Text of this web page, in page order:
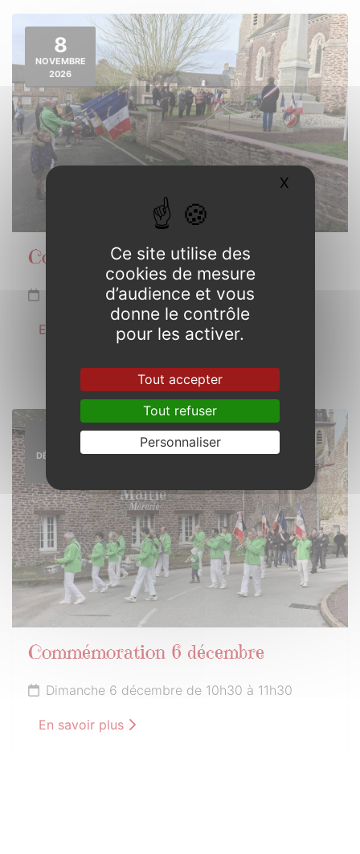
8
NOVEMBRE
2026
Commémoration Armistice 1918
Dimanche 8 novembre de 10h30 à 11h30
En savoir plus
DÉCEMBRE
Commémoration 6 décembre
Dimanche 6 décembre de 10h30 à 11h30
En savoir plus
Ce site utilise des
cookies de mesure
d’audience et vous
donne le contrôle
pour les activer.
Tout accepter
Tout refuser
Personnaliser
X Masquer